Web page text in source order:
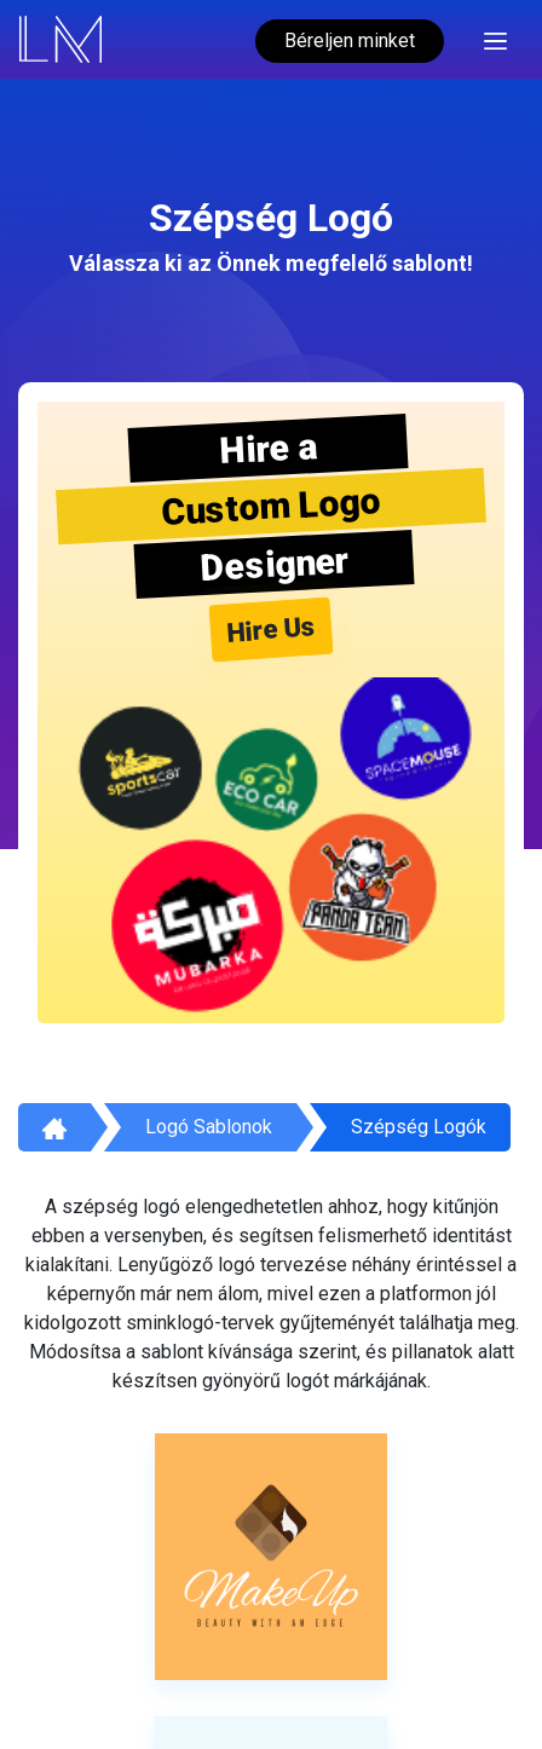
Béreljen minket
Szépség Logó
Válassza ki az Önnek megfelelő sablont!
Hire a
Custom Logo
Designer
Hire Us
Logó Sablonok Szépség Logók
A szépség logó elengedhetetlen ahhoz, hogy kitűnjön
ebben a versenyben, és segítsen felismerhető identitást
kialakítani. Lenyűgöző logó tervezése néhány érintéssel a
képernyőn már nem álom, mivel ezen a platformon jól
kidolgozott sminklogó-tervek gyűjteményét találhatja meg.
Módosítsa a sablont kívánsága szerint, és pillanatok alatt
készítsen gyönyörű logót márkájának.